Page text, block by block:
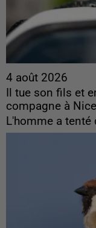
4 août 2026
Il tue son fils et
compagne à Nice
L'homme a